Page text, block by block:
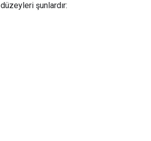
şunlardır: